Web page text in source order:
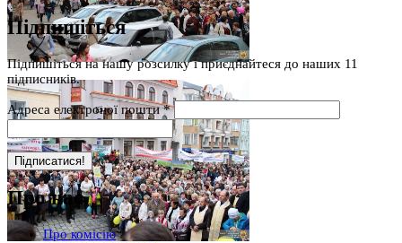
Підпишіться
Підпишіться на нашу розсилку і приєднайтеся до наших 11
підписників.
Адреса електроної пошти*
Про нас
Про комісію